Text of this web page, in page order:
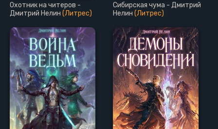
Охотник на читеров -
Дмитрий Нелин (Литрес)
Сибирская чума - Дмитрий
Нелин (Литрес)